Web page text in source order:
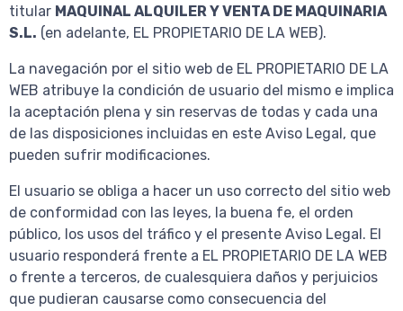
titular MAQUINAL ALQUILER Y VENTA DE MAQUINARIA
S.L. (en adelante, EL PROPIETARIO DE LA WEB).
La navegación por el sitio web de EL PROPIETARIO DE LA
WEB atribuye la condición de usuario del mismo e implica
la aceptación plena y sin reservas de todas y cada una
de las disposiciones incluidas en este Aviso Legal, que
pueden sufrir modificaciones.
El usuario se obliga a hacer un uso correcto del sitio web
de conformidad con las leyes, la buena fe, el orden
público, los usos del tráfico y el presente Aviso Legal. El
usuario responderá frente a EL PROPIETARIO DE LA WEB
o frente a terceros, de cualesquiera daños y perjuicios
que pudieran causarse como consecuencia del